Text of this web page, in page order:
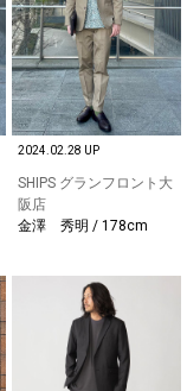
2024.02.28 UP
SHIPS グランフロント大
阪店
金澤 秀明 / 178cm